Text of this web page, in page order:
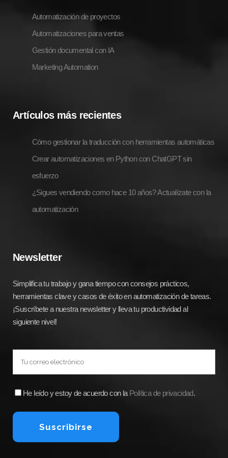
Automatización de proyectos
Automatizaciones para ventas
Gestión documental con IA
Marketing Automation
Artículos más recientes
Cómo gestionar la traducción con herramientas automáticas
Crear automatizaciones en Python con ChatGPT sin
esfuerzo
¿Sigues vendiendo como hace 10 años? Actualízate con la
automatización
Newsletter
Simplifica tu trabajo y gana tiempo con consejos prácticos,
herramientas clave y casos de éxito en automatización de tareas.
¡Suscríbete a nuestra newsletter y lleva tu productividad al
siguiente nivel!
He leído y estoy de acuerdo con la Política de privacidad.